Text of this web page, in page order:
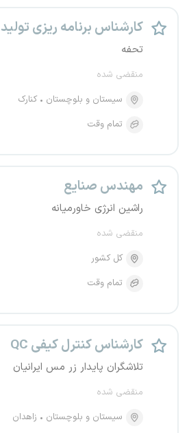
کارشناس برنامه ریزی تولید
تحفه
منقضی شده
سیستان و بلوچستان
کنارک
تمام وقت
مهندس صنایع
راشین انرژی خاورمیانه
منقضی شده
کل کشور
تمام وقت
کارشناس کنترل کیفی QC
تلاشگران پایدار زر مس ایرانیان
منقضی شده
سیستان و بلوچستان
زاهدان